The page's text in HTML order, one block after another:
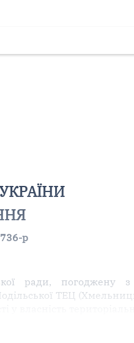
р
ради, погоджену з
ТЕЦ